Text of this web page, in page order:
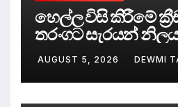
හෙල්ල විසි කිරීමේ
තරංගට සැරයන්
AUGUST 5, 2026 DEWMI